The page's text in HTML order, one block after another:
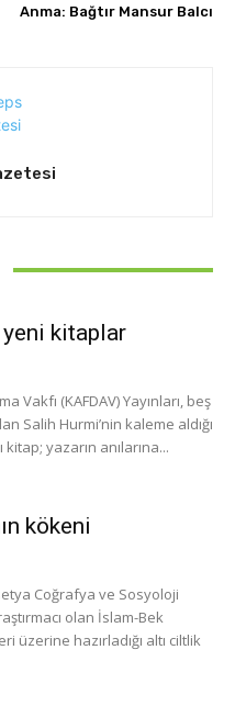
Anma: Bağtır Mansur Balcı
yeni kitaplar
Vakfı (KAFDAV) Yayınları, beş
Salih Hurmi’nin kaleme aldığı
kitap; yazarın anılarına...
kökeni
Coğrafya ve Sosyoloji
olan İslam-Bek
üzerine hazırladığı altı ciltlik